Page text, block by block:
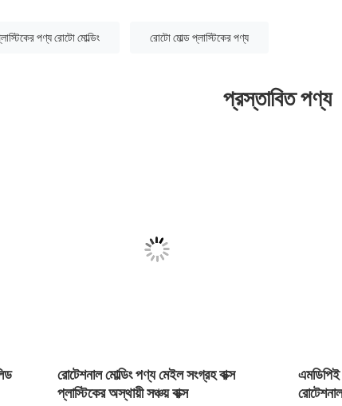
পণ্য রোটো মোল্ডিং রোটো মোল্ড প্লাস্টিকের পণ্য
প্রস্তাবিত পণ্য
রোটেশনাল মোল্ডিং পণ্য মেইল সংগ্রহ বাক্স
প্লাস্টিকের অস্থায়ী সঞ্চয় বাক্স